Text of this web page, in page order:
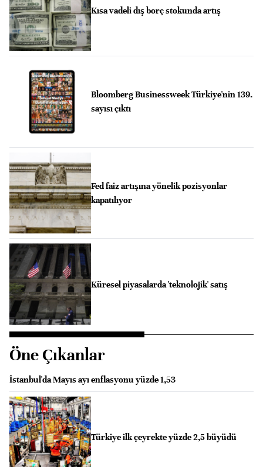
Kısa vadeli dış borç stokunda artış
Bloomberg Businessweek Türkiye'nin 139.
sayısı çıktı
Fed faiz artışına yönelik pozisyonlar
kapatılıyor
Küresel piyasalarda 'teknolojik' satış
Öne Çıkanlar
İstanbul'da Mayıs ayı enflasyonu yüzde 1,53
Türkiye ilk çeyrekte yüzde 2,5 büyüdü